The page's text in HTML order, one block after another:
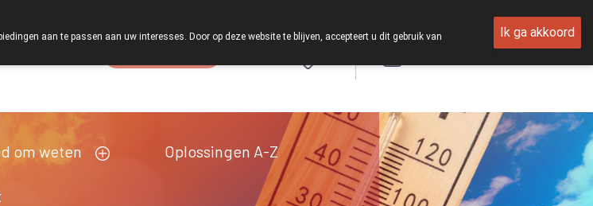
om weten Oplossingen A-Z
aan te passen aan uw interesses. Door op deze website te blijven, accepteert u dit gebruik van
Ik ga akkoord